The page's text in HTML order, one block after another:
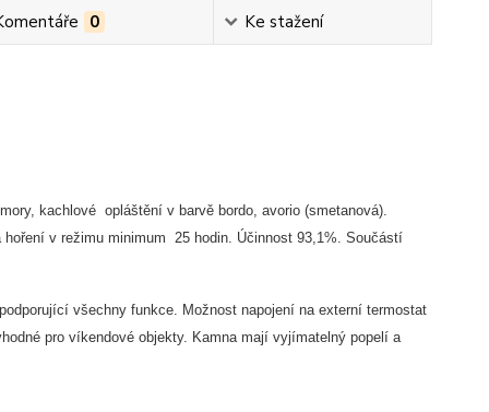
0 Ke stažení
kachlové opláštění v barvě bordo, avorio (smetanová).
v režimu minimum 25 hodin. Účinnost 93,1%. Součástí
všechny funkce. Možnost napojení na externí termostat
pro víkendové objekty. Kamna mají vyjímatelný popelí a